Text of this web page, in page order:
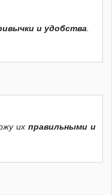
и удобства.
их правильными и